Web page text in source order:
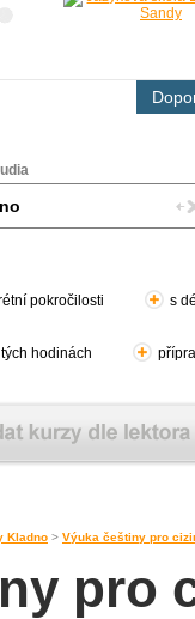
pokročilosti s
hodinách
Kladno > Výuka češtiny pro
pro